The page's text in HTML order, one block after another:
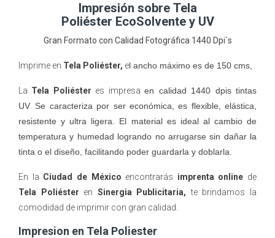
Impresión sobre Tela
Poliéster EcoSolvente y UV
Gran Formato con Calidad Fotográfica 1440 Dpi`s
Imprime en Tela Poliéster, el ancho máximo es de 150 cms,
La Tela Poliéster es impresaen calidad 1440 dpis tintas
UV Se caracteriza por ser económica, es flexible, elástica,
resistente y ultra ligera. El material es ideal al cambio de
temperatura y humedad logrando no arrugarse sin dañar la
tinta o el diseño, facilitando poder guardarla y doblarla.
En la Ciudad de México encontrarás imprenta online de
Tela Poliéster en Sinergia Publicitaria,te brindamos la
comodidad de imprimir con gran calidad.
Impresion en Tela Poliester